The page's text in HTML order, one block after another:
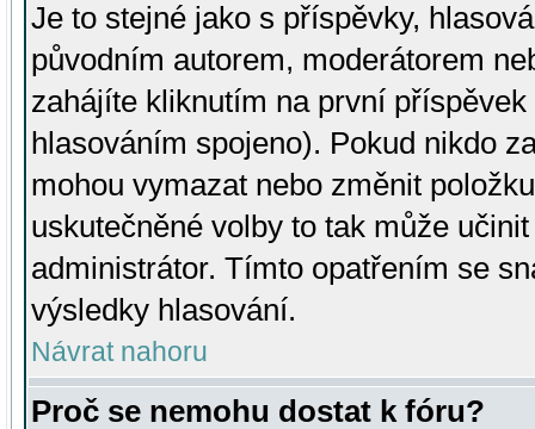
Je to stejné jako s příspěvky,
původním autorem, moderátorem
zahájíte kliknutím na první
hlasováním spojeno). Pokud nikdo
mohou vymazat nebo změnit
uskutečněné volby to tak může
administrátor. Tímto opatřením se
výsledky hlasování.
Návrat nahoru
Proč se nemohu dostat k fóru?